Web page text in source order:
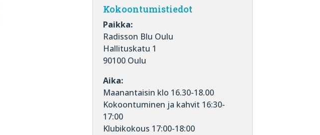
Kokoontumistiedot
Paikka:
Radisson Blu Oulu
Hallituskatu 1
90100 Oulu
Aika:
Maanantaisin klo 16.30-18.00
Kokoontuminen ja kahvit 16:30-
17:00
Klubikokous 17:00-18:00